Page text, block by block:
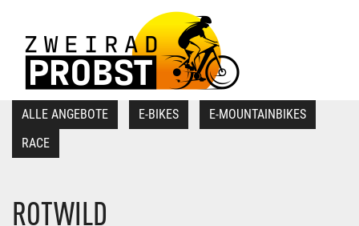
ALLE ANGEBOTE E-BIKES
E-MOUNTAINBIKES
RACE
ROTWILD